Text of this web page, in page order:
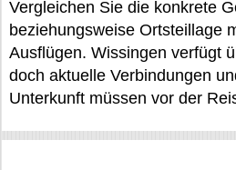
Vergleichen Sie die konkrete
beziehungsweise Ortsteillage
Ausflügen. Wissingen verfügt
doch aktuelle Verbindungen
Unterkunft müssen vor der